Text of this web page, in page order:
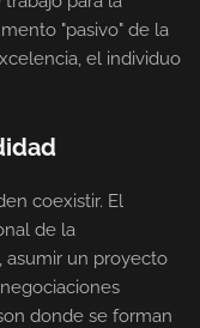
"pasivo" de la
el individuo
coexistir. El
de la
asumir un proyecto
donde se forman